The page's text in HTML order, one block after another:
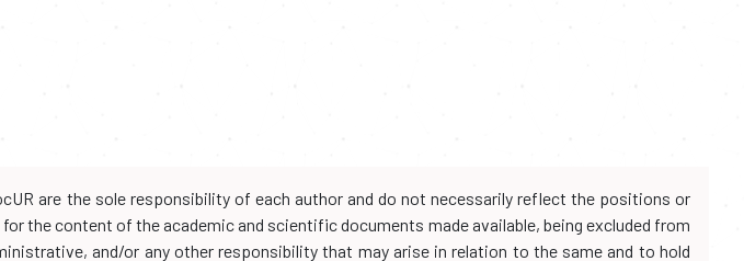
are the sole responsibility of each author and do not necessarily reflect the positions or
the content of the academic and scientific documents made available, being excluded from
and/or any other responsibility that may arise in relation to the same and to hold